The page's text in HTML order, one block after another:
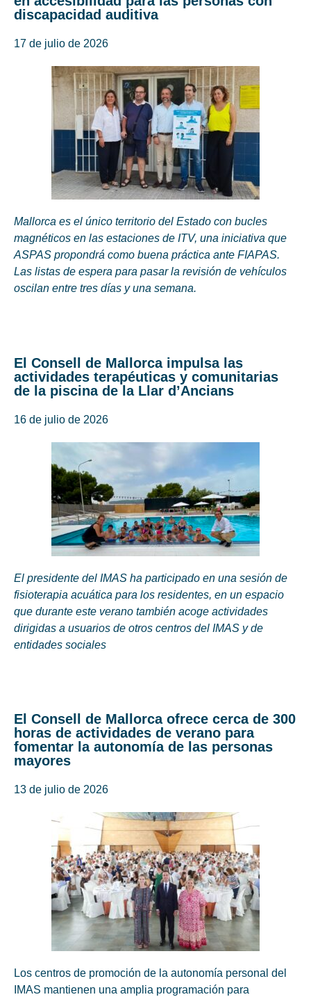
discapacidad auditiva
17 de julio de 2026
Mallorca es el único territorio del Estado con bucles
magnéticos en las estaciones de ITV, una iniciativa que
ASPAS propondrá como buena práctica ante FIAPAS.
Las listas de espera para pasar la revisión de vehículos
oscilan entre tres días y una semana.
El Consell de Mallorca impulsa las
actividades terapéuticas y comunitarias
de la piscina de la Llar d’Ancians
16 de julio de 2026
El presidente del IMAS ha participado en una sesión de
fisioterapia acuática para los residentes, en un espacio
que durante este verano también acoge actividades
dirigidas a usuarios de otros centros del IMAS y de
entidades sociales
El Consell de Mallorca ofrece cerca de 300
horas de actividades de verano para
fomentar la autonomía de las personas
mayores
13 de julio de 2026
Los centros de promoción de la autonomía personal del
IMAS mantienen una amplia programación para